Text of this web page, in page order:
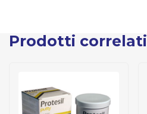
Prodotti correlati